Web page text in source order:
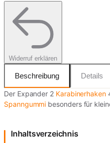
Widerruf erklären
Beschreibung Details
Der Expander 2 Karabinerhaken
Spanngummi besonders für
Inhaltsverzeichnis